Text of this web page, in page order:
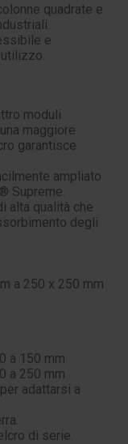
quadrate e
e
moduli
maggiore
garantisce
ampliato
Supreme.
alta qualità che
degli
a 250 x 250 mm
a 150 mm
a 250 mm
adattarsi a
di serie.